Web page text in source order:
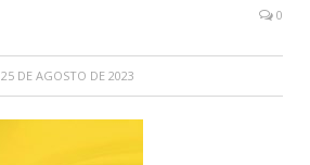
0
25 DE AGOSTO DE 2023